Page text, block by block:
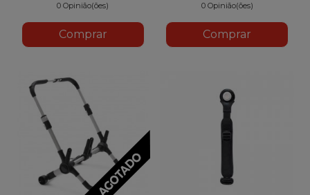
0 Opinião(ões)
Comprar
0 Opinião(ões)
Comprar